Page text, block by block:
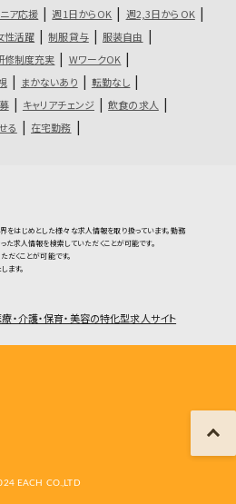
ア応援 週1日からOK
週2,3日からOK
性活躍 制服貸与
服装自由
修制度充実
WワークOK
まかないあり
転勤なし
キャリアチェンジ
飲食の求人
る 在宅勤務
をはじめとした様々な求人情報を取り扱っています。勤務
た求人情報を検索していただくことが可能です。
だくことが可能です。
ます。
・介護・保育・美容の特化型求人サイト
EACH CO.,LTD